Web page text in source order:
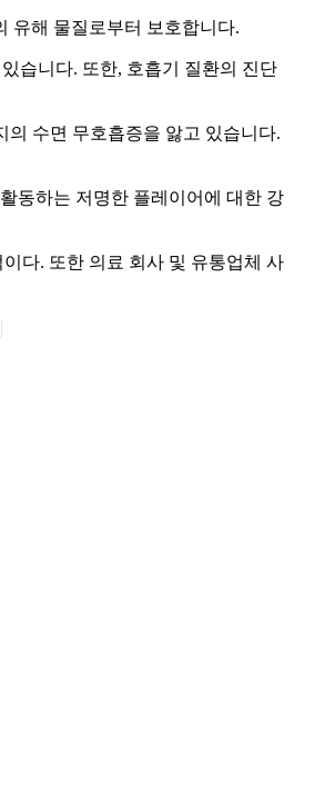
유해 물질로부터 보호합니다.
습니다. 또한, 호흡기 질환의 진단
의 수면 무호흡증을 앓고 있습니다.
동하는 저명한 플레이어에 대한 강
다. 또한 의료 회사 및 유통업체 사